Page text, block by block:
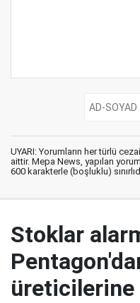
UYARI: Yorumların her türlü
aittir. Mepa News, yapılan
600 karakterle (boşluklu)
Stoklar
üreticilerine